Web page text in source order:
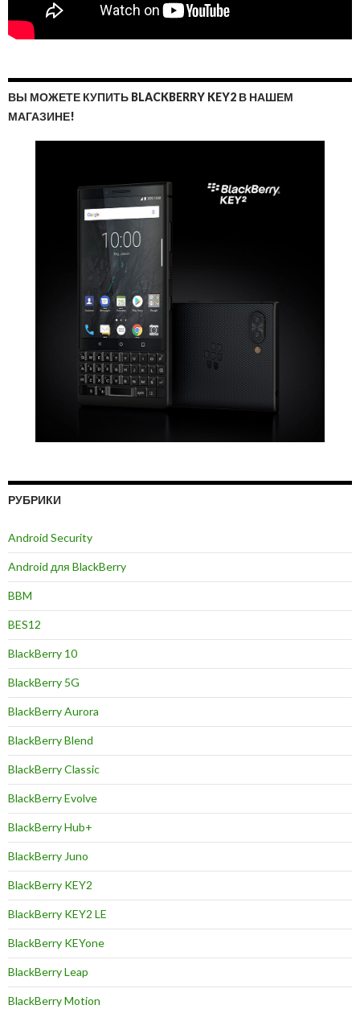
ВЫ МОЖЕТЕ КУПИТЬ BLACKBERRY KEY2 В НАШЕМ
МАГАЗИНЕ!
РУБРИКИ
Android Security
Android для BlackBerry
BBM
BES12
BlackBerry 10
BlackBerry 5G
BlackBerry Aurora
BlackBerry Blend
BlackBerry Classic
BlackBerry Evolve
BlackBerry Hub+
BlackBerry Juno
BlackBerry KEY2
BlackBerry KEY2 LE
BlackBerry KEYone
BlackBerry Leap
BlackBerry Motion